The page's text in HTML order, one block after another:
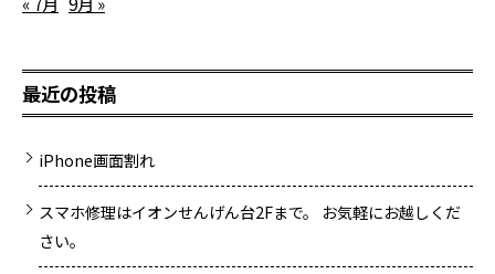
最近の投稿
iPhone画面割れ
スマホ修理はイオンせんげん台2Fまで。 お気軽にお越しくだ
さい。